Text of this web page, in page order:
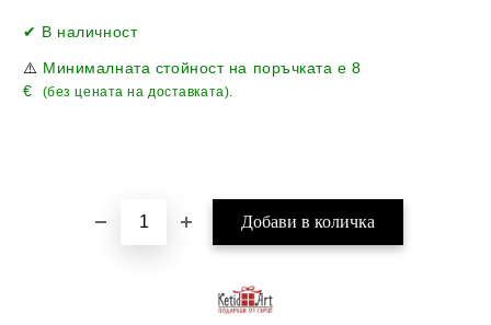
✔ В наличност
⚠️ Минималната стойност на поръчката е8
€
(без цената на доставката).